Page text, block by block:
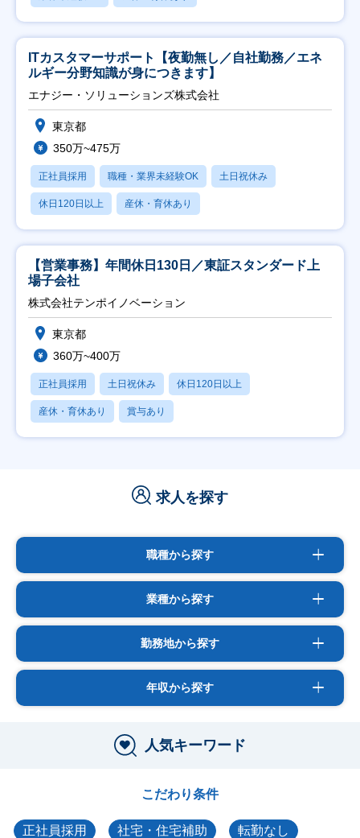
ITカスタマーサポート【夜勤無し／自社勤務／エネ
ルギー分野知識が身につきます】
エナジー・ソリューションズ株式会社
東京都
350万~475万
正社員採用 職種・業界未経験OK 土日祝休み
休日120日以上 産休・育休あり
【営業事務】年間休日130日／東証スタンダード上
場子会社
株式会社テンポイノベーション
東京都
360万~400万
正社員採用 土日祝休み 休日120日以上
産休・育休あり 賞与あり
求人を探す
職種から探す
業種から探す
勤務地から探す
年収から探す
人気キーワード
こだわり条件
正社員採用 社宅・住宅補助 転勤なし